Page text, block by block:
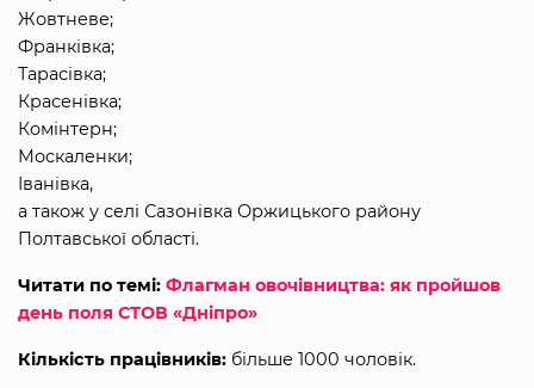
Жовтневе;
Франківка;
Тарасівка;
Красенівка;
Комінтерн;
Москаленки;
Іванівка,
а також у селі Сазонівка Оржицького району
Полтавської області.
Читати по темі: Флагман овочівництва: як пройшов
день поля СТОВ «Дніпро»
Кількість працівників: більше 1000 чоловік.